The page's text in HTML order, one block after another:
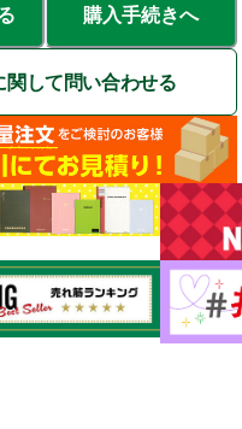
購入手続きへ
関して問い合わせる